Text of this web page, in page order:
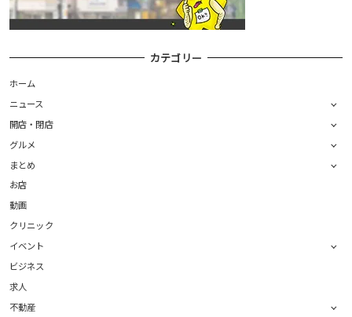
カテゴリー
ホーム
ニュース
開店・閉店
グルメ
まとめ
お店
動画
クリニック
イベント
ビジネス
求人
不動産